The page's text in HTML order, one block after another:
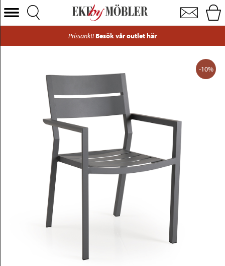
Delia stapelbar karmstol aluminium antracit
Välj Kategori
Utemöbler
Varumärken
Prissänkt! Besök vår outlet här
-10%